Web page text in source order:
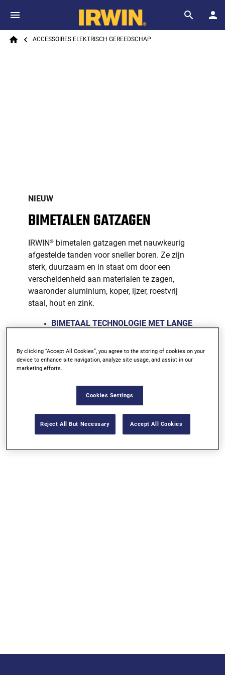
Skip to main content
Search
Breadcrumb
ACCESSOIRES ELEKTRISCH GEREEDSCHAP
NIEUW
BIMETALEN GATZAGEN
IRWIN® bimetalen gatzagen met nauwkeurig
afgestelde tanden voor sneller boren. Ze zijn
sterk, duurzaam en in staat om door een
verscheidenheid aan materialen te zagen,
waaronder aluminium, koper, ijzer, roestvrij
staal, hout en zink.
BIMETAAL TECHNOLOGIE MET LANGE
SNEL SNIJDEN
WELDTEC™ DUURZAAMHEID
BESCHIKBAAR BIJ DE BETERE
IJZERHANDELAAR IN BELGIË
By clicking “Accept All Cookies”, you agree to the storing of cookies on your
device to enhance site navigation, analyze site usage, and assist in our
marketing efforts.
Cookies Settings
Reject All But Necessary Accept All Cookies